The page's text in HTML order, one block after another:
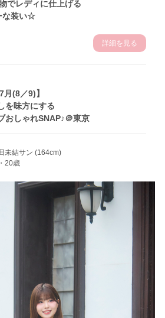
でレディに仕上げる
な装い☆
詳細を見る
月(8／9)】
を味方にする
おしゃれSNAP♪＠東京
未結サン (164cm)
20歳